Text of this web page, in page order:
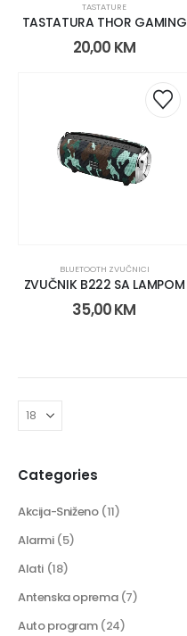
TASTATURE
TASTATURA THOR GAMING
20,00 KM
BLUETOOTH ZVUČNICI
ZVUČNIK B222 SA LAMPOM
35,00KM
Categories
Akcija-Sniženo (11)
Alarmi (5)
Alati (18)
Antenska oprema (7)
Auto program (24)